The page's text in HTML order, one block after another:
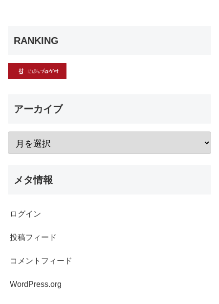
RANKING
アーカイブ
メタ情報
ログイン
投稿フィード
コメントフィード
WordPress.org